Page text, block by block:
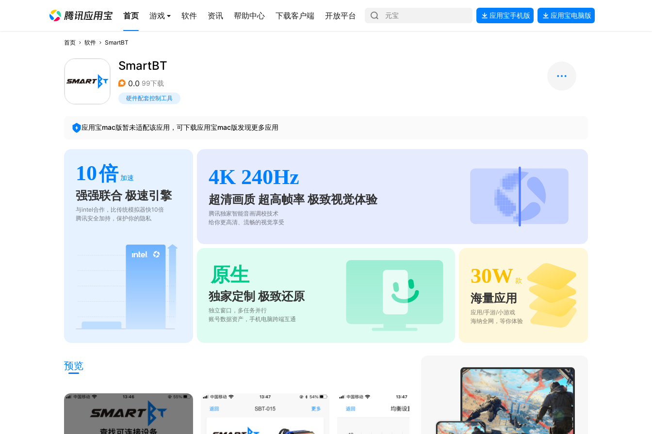
首页 游戏 软件 资讯 帮助中心 下载客户端 开放平台 应用宝手机版 应用宝电脑版
首页 软件 SmartBT
SmartBT
0.0 99下载
硬件配套控制工具
应用宝mac版暂未适配该应用，可下载应用宝mac版发现更多应用
10倍 加速
强强联合 极速引擎
与intel合作，比传统模拟器快10倍
腾讯安全加持，保护你的隐私
4K 240Hz
超清画质 超高帧率 极致视觉体验
腾讯独家智能音画调校技术
给你更高清、流畅的视觉享受
原生
独家定制 极致还原
独立窗口，多任务并行
账号数据资产，手机电脑跨端互通
30W 款
海量应用
应用/手游/小游戏
海纳全网，等你体验
预览